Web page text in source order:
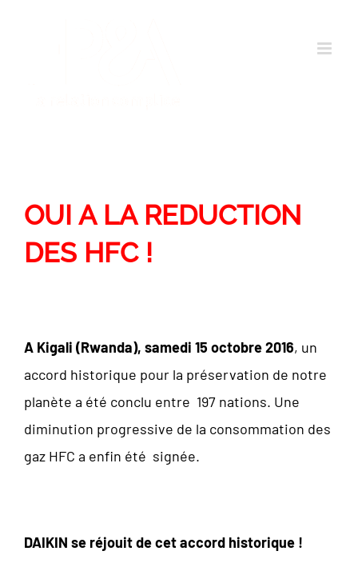
OUI A LA REDUCTION
DES HFC !
A Kigali (Rwanda), samedi 15 octobre2016, un
accord historique pour la préservation de notre
planète a été conclu entre 197 nations. Une
diminution progressive de la consommation des
gaz HFC a enfin été signée.
DAIKIN se réjouit de cet accord historique !